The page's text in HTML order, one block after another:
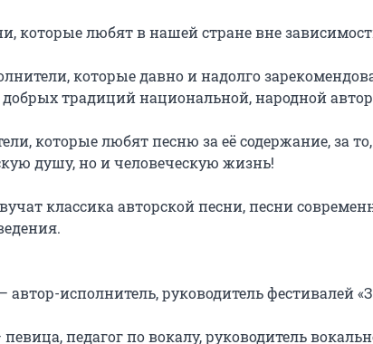
которые любят в нашей стране вне
которые давно и надолго
традиций национальной, народной
которые любят песню за её содержание, за
душу, но и человеческую жизнь!
классика авторской песни, песни
исполнитель, руководитель фестивалей
педагог по вокалу, руководитель